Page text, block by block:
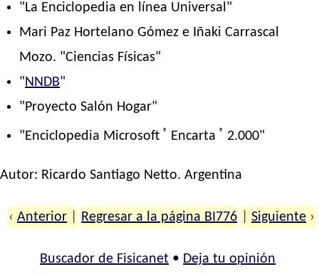
"La Enciclopedia en línea Universal"
Mari Paz Hortelano Gómez e Iñaki Carrascal
Mozo. "Ciencias Físicas"
"NNDB"
"Proyecto Salón Hogar"
"Enciclopedia Microsoft ® Encarta ® 2.000"
Autor: Ricardo Santiago Netto. Argentina
‹ Anterior Regresar a la página BI776 Siguiente ›
Buscador de Fisicanet • Deja tu opinión